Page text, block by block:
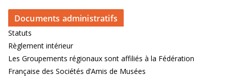
Documents administratifs
Statuts
Règlement intérieur
Les Groupements régionaux sont affiliés à la Fédération
Française des Sociétés d’Amis de Musées